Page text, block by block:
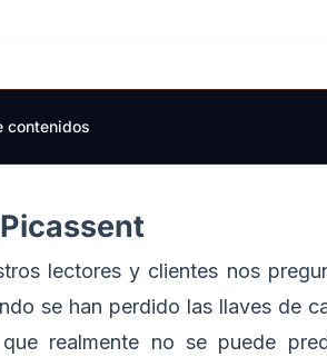
contenidos
lectores y clientes nos
se han perdido las llaves de
realmente no se puede